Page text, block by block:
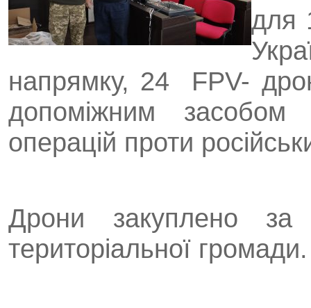
для
напрямку, 24 FPV-
допоміжним
операцій проти
Дрони закуплено
територіальної громади.